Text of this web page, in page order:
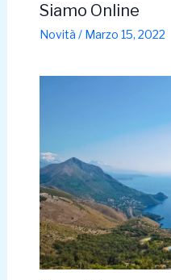
Siamo Online
Novità / Marzo 15, 2022